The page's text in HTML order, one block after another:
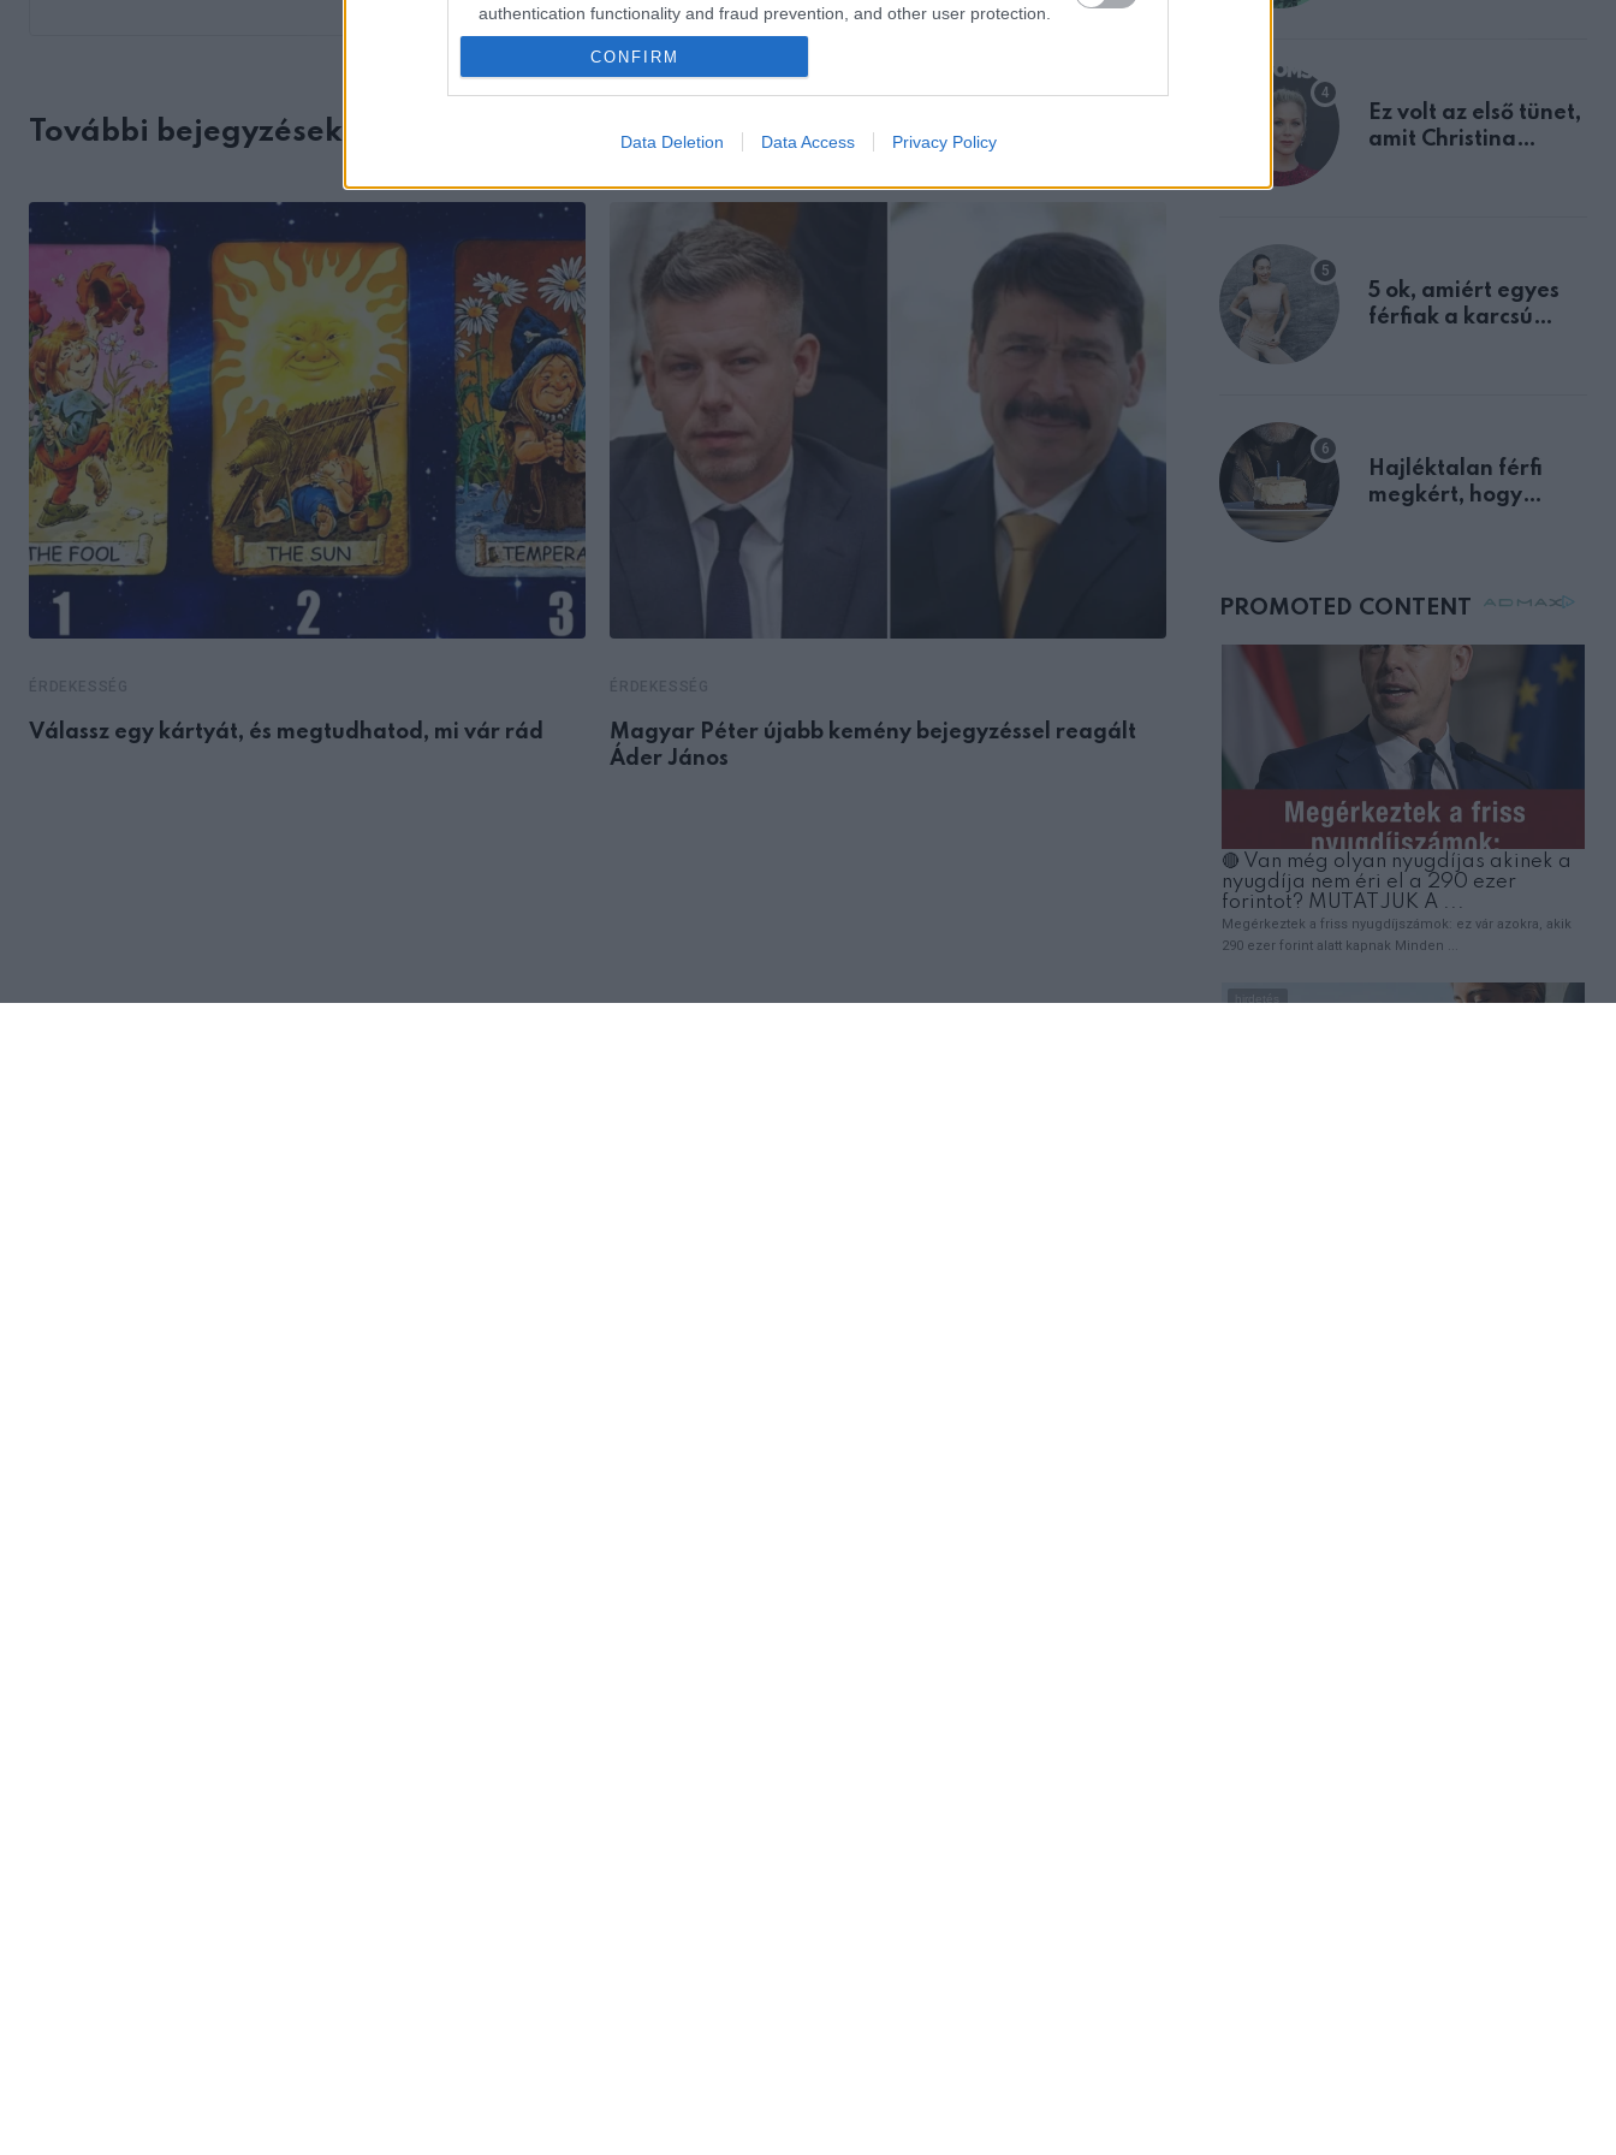
authentication functionality and fraud prevention, and other user protection.
CONFIRM
Data Deletion Data Access Privacy Policy
További bejegyzések
Válassz egy kártyát, és megtudhatod, mi vár rád
Magyar Péter újabb kemény bejegyzéssel reagált
Áder János
ÉRDEKESSÉG
Amit a banánról tudni érdemes, mielőtt
Ez volt az első tünet,
amit Christina
5 ok, amiért egyes
férfiak a karcsú
Hajléktalan férfi
megkért, hogy
mellettem ült az első